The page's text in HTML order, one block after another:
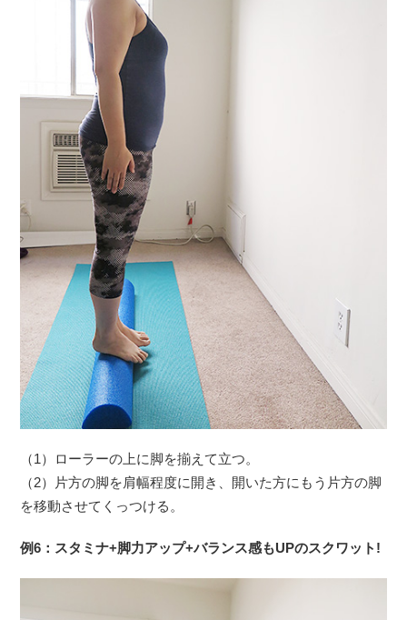
（1）ローラーの上に脚を揃えて立つ。
（2）片方の脚を肩幅程度に開き、開いた方にもう片方の脚
を移動させてくっつける。
例6：スタミナ+脚力アップ+バランス感もUPのスクワット!